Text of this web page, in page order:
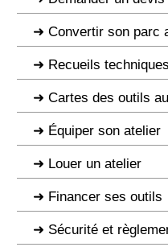
Convertir son parc
Recueils techniques
Cartes des outils
Équiper son atelier
Louer un atelier
Financer ses outils
Sécurité et